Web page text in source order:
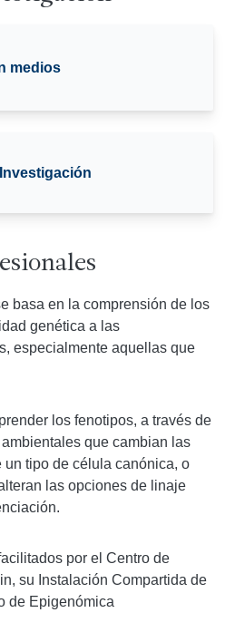
medios
basa en la comprensión de los
genética a las
especialmente aquellas que
los fenotipos, a través de
que cambian las
tipo de célula canónica, o
las opciones de linaje
por el Centro de
su Instalación Compartida de
de Epigenómica